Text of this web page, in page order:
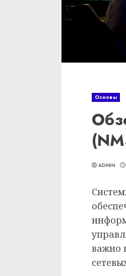
Основы
ADMIN
важно